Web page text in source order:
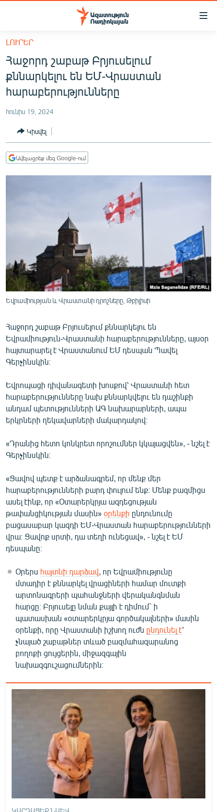
Մատչելիության
հիմնական
բովանդակությանը
Անցնել
հիմնական
մենյուին
ՀԱՅԱՍՏԱՆ
ՔԱՂԱՔԱԿԱՆ
ՀԱՍԱՐԱԿՈՒԹՅՈՒՆ
ՏՆՏԵՍՈՒԹՅՈՒՆ
ՂԱՐԱԲԱՂ
ՄԻՋԱԶԳԱՅԻՆ
ՄՇԱԿՈՒՅԹ
ՍՊՈՐՏ
ՄԵԿՆԱԲԱՆՈՒԹՅՈՒՆ
ԱՐԽԻՎ
ՏԵՍԱՆՅՈՒԹԵՐ
ԲԱՆԱՎԵՃ
ՁԳՏԵԼՈՎ ԼԱՎԱԳՈՒՅՆԻՆ
ՓՈԴՔԱՍԹ
Հայերեն
English
Русский
ՀԵՏԵՎԵՔ ՄԵԶ
«Ազատության» բոլոր կայքերը
ԼՈՒՐԵՐ
Հաջորդ շաբաթ Բրյուսելում
քննարկելու են ԵՄ-Վրաստան
հարաբերությունները
հունիս 19, 2024
Կիսվել
Ավելացրեք մեզ Google-ում
Եվրամիության և Վրաստանի դրոշները, Թբիլիսի
Հաջորդ շաբաթ Բրյուսելում քննարկելու են
Եվրամիություն-Վրաստանի հարաբերությունները, այսօր
հայտարարել է Վրաստանում ԵՄ դեսպան Պավել
Գերչինսկին։
Եվրոպացի դիվանագետի խոսքով՝ Վրաստանի հետ
հարաբերությունները նախ քննարկվելու են դաշինքի
անդամ պետությունների ԱԳ նախարարների, ապա
երկրների ղեկավարների մակարդակով։
«Դրանից հետո կոնկրետ որոշումներ կկայացվեն», - նշել է
Գերչինսկին։
«Ցավով պետք է արձանագրեմ, որ մենք մեր
հարաբերությունների բարդ փուլում ենք։ Մենք բազմիցս
ասել էինք, որ «Օտարերկրյա ազդեցության
թափանցիկության մասին» օրենքի ընդունումը
բացասաբար կազդի ԵՄ-Վրաստան հարաբերությունների
վրա։ Ցավոք սրտի, դա տեղի ունեցավ», - նշել է ԵՄ
դեսպանը։
Օրերս հայտնի դարձավ , որ Եվրամիությունը
մտադիր է քննարկել վրացիների համար մուտքի
արտոնագրերի պահանջների վերականգնման
հարցը։ Բրյուսելը նման քայլի է դիմում` ի
պատասխան «օտարերկրյա գործակալների» մասին
օրենքի, որը Վրաստանի իշխող ուժն ընդունել է՝
չնայած շաբաթներ տևած բազմահազարանոց
բողոքի ցույցերին, միջազգային
նախազգուշացումներին։
ԿԱՐԴԱՑԵՔ ՆԱԵՎ